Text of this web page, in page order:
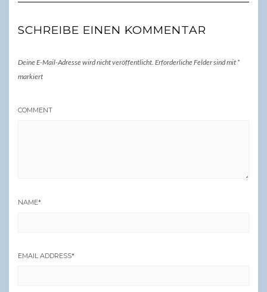
SCHREIBE EINEN KOMMENTAR
Deine E-Mail-Adresse wird nicht veröffentlicht. Erforderliche Felder sind mit *
markiert
COMMENT
NAME*
EMAIL ADDRESS*